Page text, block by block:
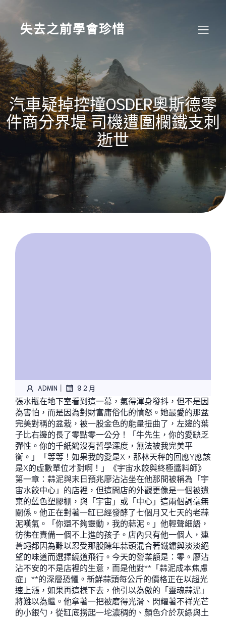
content
失去之前學會珍惜
汽車疑掉控撞OSDER奧斯德零
件商分界堤 司機遭圍欄鐵支刺
逝世
ADMIN | 9 2 月
張水瓶在地下室看到這一幕，氣得渾身發抖，但不是因
為害怕，而是因為對財富庸俗化的憤怒。她最愛的那盆
完美對稱的盆栽，被一股金色的能量扭曲了，左邊的葉
子比右邊的長了零點零一公分！「牛先生，你的愛缺乏
彈性。你的千紙鶴沒有哲學深度，無法被我完美平
衡。」「等等！如果我的愛是X，那林天秤的回應Y應該
是X的虛數單位才對啊！」《宇宙水餃與終極醬料師》
第一章：蒜泥與末日預兆廖沾沾坐在他那間被稱為「宇
宙水餃中心」的店裡，但這間店的外觀更像是一個被遺
棄的藍色塑膠棚，與「宇宙」或「中心」這兩個詞毫無
關係。他正在對著一缸已經發酵了七個月又七天的老蒜
泥嘆氣。「你還不夠靈動，我的蒜泥。」他輕聲細語，
彷彿在責備一個不上進的孩子。店內只有他一個人，連
蒼蠅都因為難以忍受那股陳年蒜頭混合著鐵鏽與淡淡絕
望的味道而選擇繞道飛行。今天的營業額是：零。廖沾
沾不安的不是店裡的生意，而是他對**「蒜泥成本焦慮
症」**的深層恐懼。新鮮蒜頭每公斤的價格正在以超光
速上漲，如果再這樣下去，他引以為傲的「靈魂蒜泥」
將難以為繼。他拿著一把被磨得光滑、閃耀著不祥光芒
的小銀勺，從缸底撈起一坨濃稠的、顏色介於灰綠與土